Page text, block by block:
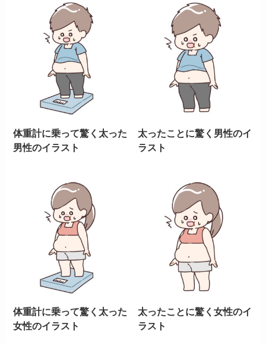
体重計に乗って驚く太った
男性のイラスト
太ったことに驚く男性のイ
ラスト
体重計に乗って驚く太った
女性のイラスト
太ったことに驚く女性のイ
ラスト